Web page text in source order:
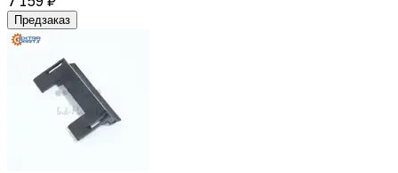
Предзаказ